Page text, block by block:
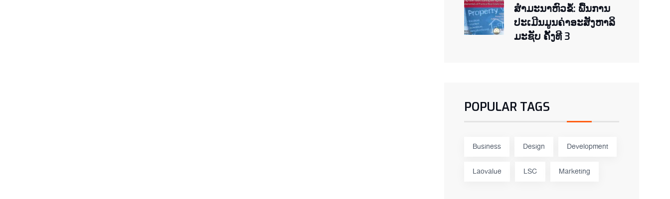
ສຳມະນາຫົວຂໍ້: ພື້ນການ
ປະເມີນມູນຄ່າອະສັງຫາລິ
ມະຊັບ ຄັ້ງທີ 3
POPULAR TAGS
Business Design Development
Laovalue LSC Marketing